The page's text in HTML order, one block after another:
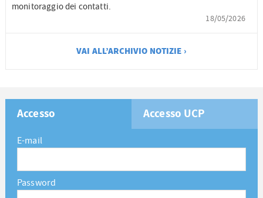
monitoraggio dei contatti.
18/05/2026
VAI ALL’ARCHIVIO NOTIZIE ›
Accesso Accesso UCP
E-mail
Password